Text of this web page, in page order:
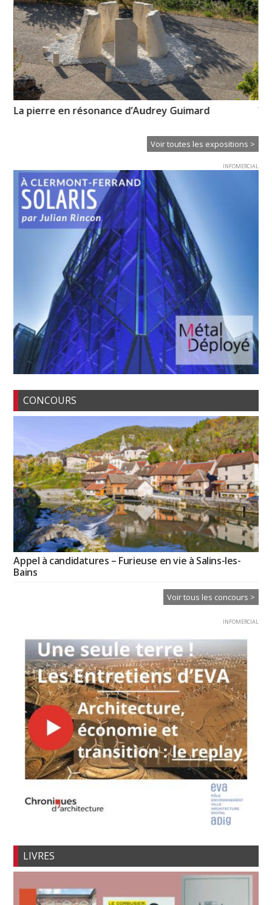
La pierre en résonance d’Audrey Guimard
Voir toutes les expositions >
INFOMERCIAL
CONCOURS
Appel à candidatures – Furieuse en vie à Salins-les-
Bains
Voir tous les concours >
INFOMERCIAL
LIVRES